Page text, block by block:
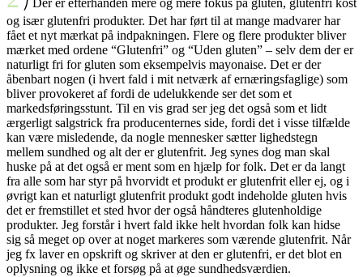
⎠ Der er efterhånden mere og mere fokus på gluten, glutenfri kost
og især glutenfri produkter. Det har ført til at mange madvarer har
fået et nyt mærkat på indpakningen. Flere og flere produkter bliver
mærket med ordene “Glutenfri” og “Uden gluten” – selv dem der er
naturligt fri for gluten som eksempelvis mayonaise. Det er der
åbenbart nogen (i hvert fald i mit netværk af ernæringsfaglige) som
bliver provokeret af fordi de udelukkende ser det som et
markedsføringsstunt. Til en vis grad ser jeg det også som et lidt
ærgerligt salgstrick fra producenternes side, fordi det i visse tilfælde
kan være misledende, da nogle mennesker sætter lighedstegn
mellem sundhed og alt der er glutenfrit. Jeg synes dog man skal
huske på at det også er ment som en hjælp for folk. Det er da langt
fra alle som har styr på hvorvidt et produkt er glutenfrit eller ej, og i
øvrigt kan et naturligt glutenfrit produkt godt indeholde gluten hvis
det er fremstillet et sted hvor der også håndteres glutenholdige
produkter. Jeg forstår i hvert fald ikke helt hvordan folk kan hidse
sig så meget op over at noget markeres som værende glutenfrit. Når
jeg fx laver en opskrift og skriver at den er glutenfri, er det blot en
oplysning og ikke et forsøg på at øge sundhedsværdien.